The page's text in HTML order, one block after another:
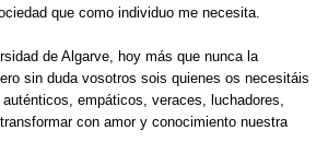
que como individuo me necesita.
de Algarve, hoy más que nunca la
sin duda vosotros sois quienes os necesitáis
empáticos, veraces, luchadores,
con amor y conocimiento nuestra